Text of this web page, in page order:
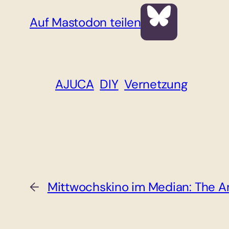
Auf Mastodon teilen
AJUCA DIY Vernetzung
← Mittwochskino im Median: The